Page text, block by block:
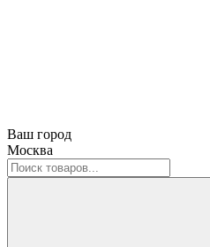
Ваш город
Москва